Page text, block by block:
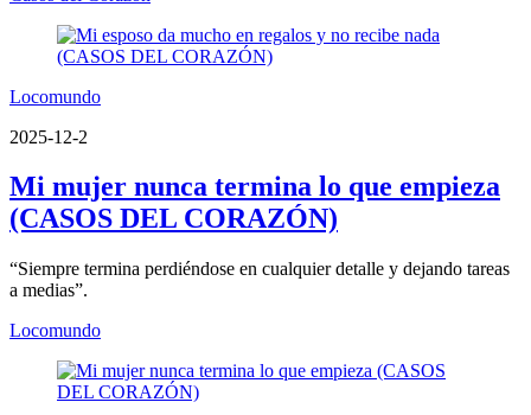
Locomundo
2025-12-2
Mi mujer nunca termina lo que empieza
(CASOS DEL CORAZÓN)
“Siempre termina perdiéndose en cualquier detalle y dejando tareas
a medias”.
Locomundo